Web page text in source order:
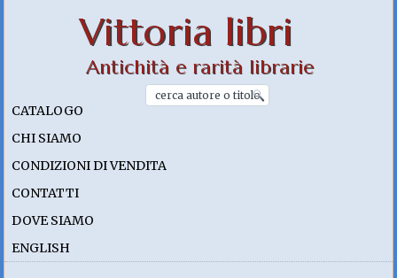
Vittoria libri
Antichità e rarità librarie
CATALOGO
CHI SIAMO
CONDIZIONI DI VENDITA
CONTATTI
DOVE SIAMO
ENGLISH